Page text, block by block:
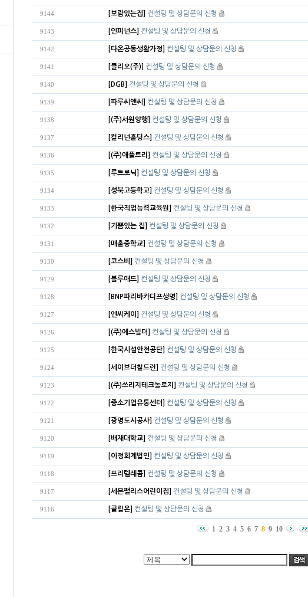
9144 [보람있는집] 컨설팅 및 상담문의 신청
9143 [인피넌스] 컨설팅 및 상담문의 신청
9142 [다온공동생활가정] 컨설팅 및 상담문의 신청
9141 [클리오(주)] 컨설팅 및 상담문의 신청
9140 [DGB] 컨설팅 및 상담문의 신청
9139 [파루씨앤씨] 컨설팅 및 상담문의 신청
9138 [(주)서원양행] 컨설팅 및 상담문의 신청
9137 [컬리넌홀딩스] 컨설팅 및 상담문의 신청
9136 [(주)애플트리] 컨설팅 및 상담문의 신청
9135 [루트로닉] 컨설팅 및 상담문의 신청
9134 [성북고등학교] 컨설팅 및 상담문의 신청
9133 [한국직업능력교육원] 컨설팅 및 상담문의 신청
9132 [기쁨있는 집] 컨설팅 및 상담문의 신청
9131 [매홀중학교] 컨설팅 및 상담문의 신청
9130 [코스비] 컨설팅 및 상담문의 신청
9129 [블루애드] 컨설팅 및 상담문의 신청
9128 [BNP파리바카디프생명] 컨설팅 및 상담문의 신청
9127 [엔씨케이] 컨설팅 및 상담문의 신청
9126 [(주)에스빌더] 컨설팅 및 상담문의 신청
9125 [한국시설안전공단] 컨설팅 및 상담문의 신청
9124 [세이브더칠드런] 컨설팅 및 상담문의 신청
9123 [(주)쓰리지테크놀로지] 컨설팅 및 상담문의 신청
9122 [중소기업유통센터] 컨설팅 및 상담문의 신청
9121 [광명도시공사] 컨설팅 및 상담문의 신청
9120 [배재대학교] 컨설팅 및 상담문의 신청
9119 [이정회계법인] 컨설팅 및 상담문의 신청
9118 [프리텔레콤] 컨설팅 및 상담문의 신청
9117 [세븐팰리스어린이집] 컨설팅 및 상담문의 신청
9116 [클립온] 컨설팅 및 상담문의 신청
1 2 3 4 5 6 7 8 9 10